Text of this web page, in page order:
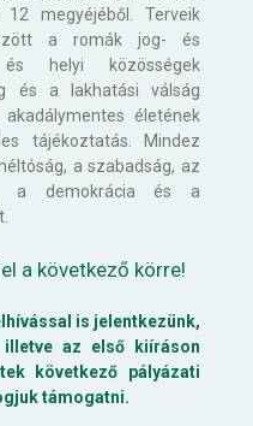
megyéjéből. Terveik
a romák jog- és
és helyi közösségek
és a lakhatási válság
életének
tájékoztatás. Mindez
a szabadság, az
a demokrácia és a
a következő körre!
is jelentkezünk,
az első kiíráson
következő pályázati
támogatni.